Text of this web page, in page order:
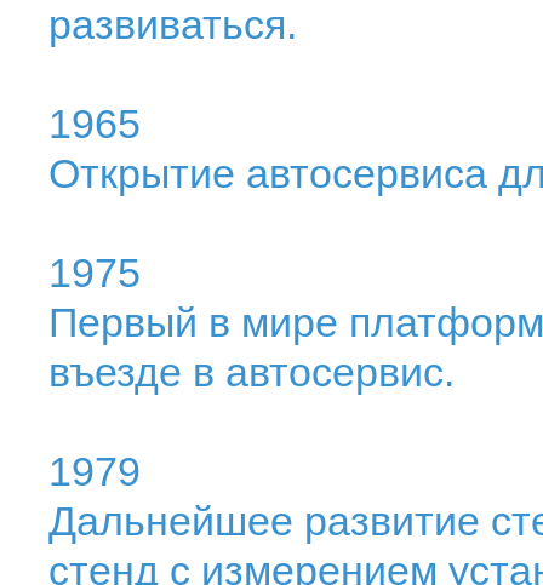
развиваться.
1965
Открытие автосервиса
1975
Первый в мире
въезде в автосервис.
1979
Дальнейшее развитие
стенд с измерением